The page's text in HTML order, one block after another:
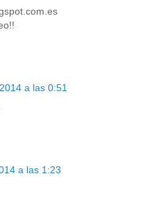
a las 0:51
a las 1:23